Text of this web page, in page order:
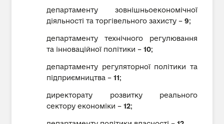
департаменту зовнішньоекономічної
діяльності та торгівельного захисту – 9;
департаменту технічного регулювання
та інноваційної політики – 10;
департаменту регуляторної політики та
підприємництва – 11;
директорату розвитку реального
сектору економіки – 12;